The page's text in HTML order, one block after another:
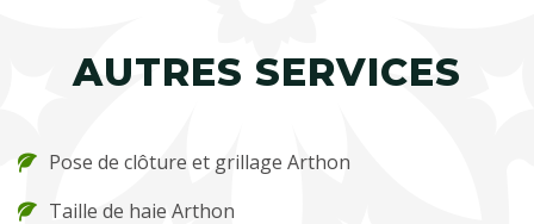
AUTRES SERVICES
Pose de clôture et grillage Arthon
Taille de haie Arthon